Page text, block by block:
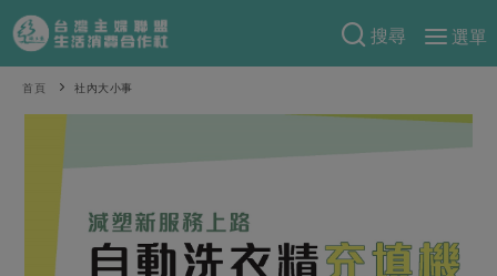
搜尋
選單
產品分類
當季蔬果
一籃菜
辛香料類
食譜料理
食材特別企畫
預購活動
綠主張
首頁 社內大小事